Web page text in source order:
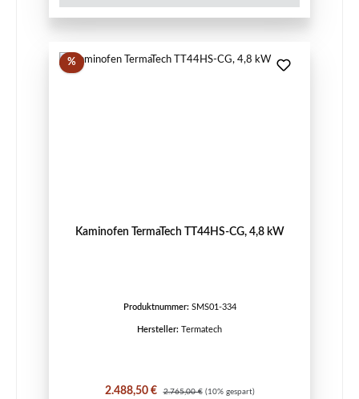
%Rabatt
Kaminofen TermaTech TT44HS-CG, 4,8 kW
Produktnummer: SMS01-334
Hersteller: Termatech
Verkaufspreis:
2.488,50 € Regulärer Preis:
2.765,00 € (10% gespart)